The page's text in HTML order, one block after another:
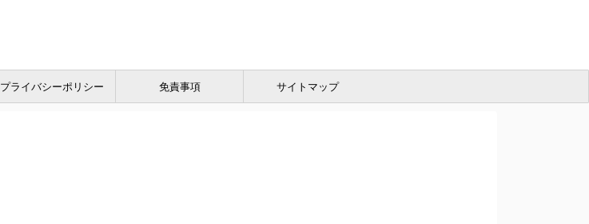
プライバシーポリシー 免責事項 サイトマップ